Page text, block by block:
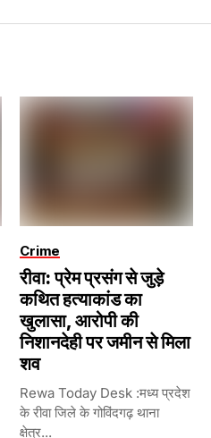
Crime
रीवा: प्रेम प्रसंग से जुड़े
कथित हत्याकांड का
खुलासा, आरोपी की
निशानदेही पर जमीन से मिला
शव
Rewa Today Desk :मध्य प्रदेश
के रीवा जिले के गोविंदगढ़ थाना
क्षेत्र...